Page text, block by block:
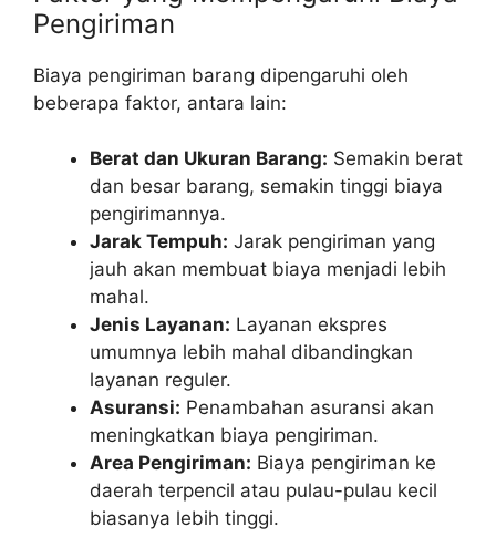
Pengiriman
Biaya pengiriman barang dipengaruhi oleh
beberapa faktor, antara lain:
Berat dan Ukuran Barang: Semakin berat
dan besar barang, semakin tinggi biaya
pengirimannya.
Jarak Tempuh: Jarak pengiriman yang
jauh akan membuat biaya menjadi lebih
mahal.
Jenis Layanan: Layanan ekspres
umumnya lebih mahal dibandingkan
layanan reguler.
Asuransi: Penambahan asuransi akan
meningkatkan biaya pengiriman.
Area Pengiriman: Biaya pengiriman ke
daerah terpencil atau pulau-pulau kecil
biasanya lebih tinggi.